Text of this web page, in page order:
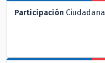
Participación Ciudadana